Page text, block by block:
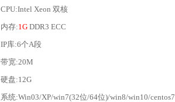
CPU:Intel Xeon 双核
内存:1G DDR3 ECC
IP库:6个A段
带宽:20M
硬盘:12G
系统:Win03/XP/win7(32位/64位)/win8/win10/centos7